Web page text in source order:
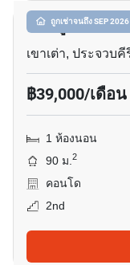
ถูกเช่าจนถึง SEP 2026
มาลิบู หัวหิน เ
เขาเต่า, ประจวบ
฿39,000/เดือน
1 ห้องนอน
90 ม.2
คอนโด
2nd